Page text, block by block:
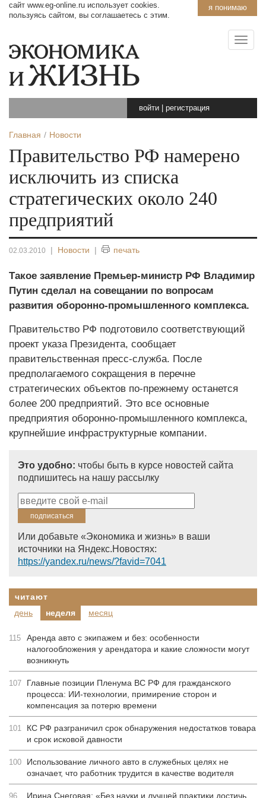
я понимаю
сайт www.eg-online.ru использует cookies.
пользуясь сайтом, вы соглашаетесь с этим.
войти регистрация
Главная Новости
Правительство РФ намерено
исключить из списка
стратегических около 240
предприятий
02.03.2010 | Новости | печать
Такое заявление Премьер-министр РФ Владимир
Путин сделал на совещании по вопросам
развития оборонно-промышленного комплекса.
Правительство РФ подготовило соответствующий
проект указа Президента, сообщает
правительственная пресс-служба. После
предполагаемого сокращения в перечне
стратегических объектов по-прежнему останется
более 200 предприятий. Это все основные
предприятия оборонно-промышленного комплекса,
крупнейшие инфраструктурные компании.
Это удобно: чтобы быть в курсе новостей сайта
подпишитесь на нашу рассылку
Или добавьте «Экономика и жизнь» в ваши
источники на Яндекс.Новостях:
https://yandex.ru/news/?favid=7041
читают
день
неделя месяц
115
Аренда авто с экипажем и без: особенности
налогообложения у арендатора и какие сложности могут
возникнуть
107
Главные позиции Пленума ВС РФ для гражданского
процесса: ИИ-технологии, примирение сторон и
компенсация за потерю времени
101
КС РФ разграничил срок обнаружения недостатков товара
и срок исковой давности
100
Использование личного авто в служебных целях не
означает, что работник трудится в качестве водителя
96 Ирина Снеговая: «Без науки и лучшей практики достичь